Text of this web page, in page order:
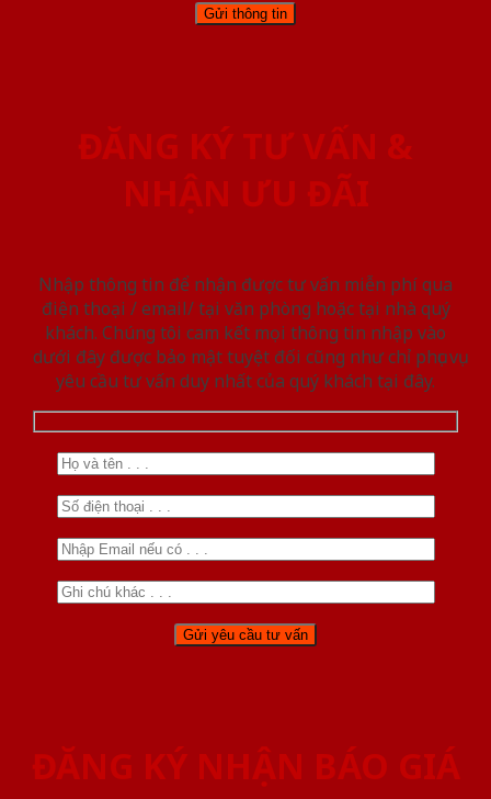
ĐĂNG KÝ TƯ VẤN &
NHẬN ƯU ĐÃI
Nhập thông tin để nhận được tư vấn miễn phí qua
điện thoại / email/ tại văn phòng hoặc tại nhà quý
khách. Chúng tôi cam kết mọi thông tin nhập vào
dưới đây được bảo mật tuyệt đối cũng như chỉ phục vụ
yêu cầu tư vấn duy nhất của quý khách tại đây.
ĐĂNG KÝ NHẬN BÁO GIÁ